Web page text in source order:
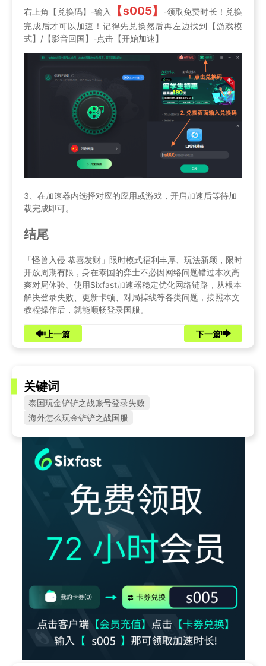
右上角【兑换码】-输入 【s005】
-领取免费时长！兑换
完成后才可以加速！记得先兑换然后再左边找到【游戏模
式】/【影音回国】-点击【开始加速】
3、在加速器内选择对应的应用或游戏，开启加速后等待加
载完成即可。
结尾
「怪兽入侵 恭喜发财」限时模式福利丰厚、玩法新颖，限时
开放周期有限，身在泰国的弈士不必因网络问题错过本次高
爽对局体验。使用Sixfast加速器稳定优化网络链路，从根本
解决登录失败、更新卡顿、对局掉线等各类问题，按照本文
教程操作后，就能顺畅登录国服。
上一篇 下一篇
关键词
泰国玩金铲铲之战账号登录失败
海外怎么玩金铲铲之战国服